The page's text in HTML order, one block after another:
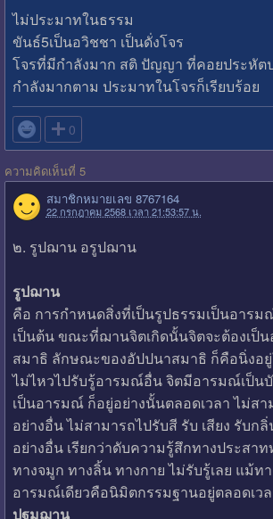
ไม่ประมาทในธรรม
ขันธ์5เป็นอวิชชา เป็นดั่งโจร
โจรที่มีกำลังมาก สติ ปัญญา ที่คอยประหัต
กำลังมากตาม ประมาทในโจรก็เรียบร้อย
 0
ความคิดเห็นที่ 5
สมาชิกหมายเลข 8767164
22 กรกฎาคม 2568 เวลา 21:53:57 น.
๒. รูปฌาน อรูปฌาน
รูปฌาน
คือ การกำหนดสิ่งที่เป็นรูปธรรมเป็นอาร
เป็นต้น ขณะที่ฌานจิตเกิดนั้นจิตจะต้องเป็
สมาธิ ลักษณะของอัปปนาสมาธิ ก็คือนิ่งอยู่
ไม่ไหวไปรับรู้อารมณ์อื่น จิตมีอารมณ์เป็
เป็นอารมณ์ ก็อยู่อย่างนั้นตลอดเวลา ไม่ส
อย่างอื่น ไม่สามารถไปรับสี รับ เสียง รับก
อย่างอื่น เรียกว่าดับความรู้สึกทางประสา
ทางจมูก ทางลิ้น ทางกาย ไม่รับรู้เลย แม้ทา
อารมณ์เดียวคือนิมิตกรรมฐานอยู่ตลอดเว
ปฐมฌาน